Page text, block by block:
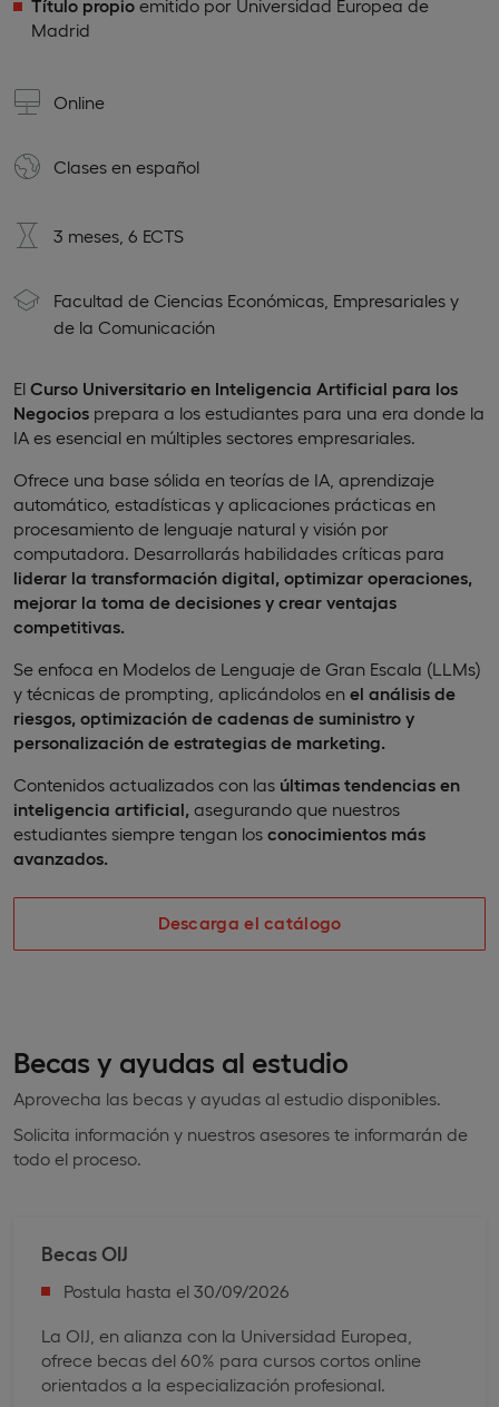
Título propio emitido por Universidad Europea de
Madrid
Online
Clases en español
3 meses, 6 ECTS
Facultad de Ciencias Económicas, Empresariales y
de la Comunicación
El Curso Universitario en Inteligencia Artificial para los
Negocios prepara a los estudiantes para una era donde la
IA es esencial en múltiples sectores empresariales.
Ofrece una base sólida en teorías de IA, aprendizaje
automático, estadísticas y aplicaciones prácticas en
procesamiento de lenguaje natural y visión por
computadora. Desarrollarás habilidades críticas para
liderar la transformación digital, optimizar operaciones,
mejorar la toma de decisiones y crear ventajas
competitivas.
Se enfoca en Modelos de Lenguaje de Gran Escala (LLMs)
y técnicas de prompting, aplicándolos en el análisis de
riesgos, optimización de cadenas de suministro y
personalización de estrategias de marketing.
Contenidos actualizados con las últimas tendencias en
inteligencia artificial, asegurando que nuestros
estudiantes siempre tengan los conocimientos más
avanzados.
Descarga el catálogo
Becas y ayudas al estudio
Aprovecha las becas y ayudas al estudio disponibles.
Solicita información y nuestros asesores te informarán de
todo el proceso.
Becas OIJ
Postula hasta el 30/09/2026
La OIJ, en alianza con la Universidad Europea,
ofrece becas del 60% para cursos cortos online
orientados a la especialización profesional.